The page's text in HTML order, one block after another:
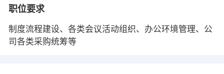
职位要求
制度流程建设、各类会议活动组织、办公环境管理、公
司各类采购统筹等